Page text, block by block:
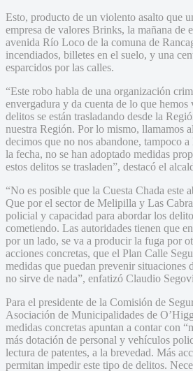
Esto, producto de un violento asalto que
empresa de valores Brinks, la mañana de
avenida Río Loco de la comuna de
incendiados, billetes en el suelo, y una
esparcidos por las calles.
“Este robo habla de una organización
envergadura y da cuenta de lo que
delitos se están trasladando desde la
nuestra Región. Por lo mismo, llamamos
decimos que no nos abandone, tampoco a
la fecha, no se han adoptado medidas
estos delitos se trasladen”, destacó el
“No es posible que la Cuesta Chada este
Que por el sector de Melipilla y Las
policial y capacidad para abordar los
cometiendo. Las autoridades tienen que
por un lado, se va a producir la fuga por
acciones concretas, que el Plan Calle
medidas que puedan prevenir situaciones
no sirve de nada”, enfatizó Claudio
Para el presidente de la Comisión de
Asociación de Municipalidades de
medidas concretas apuntan a contar con
más dotación de personal y vehículos
lectura de patentes, a la brevedad. Más
permitan impedir este tipo de delitos.